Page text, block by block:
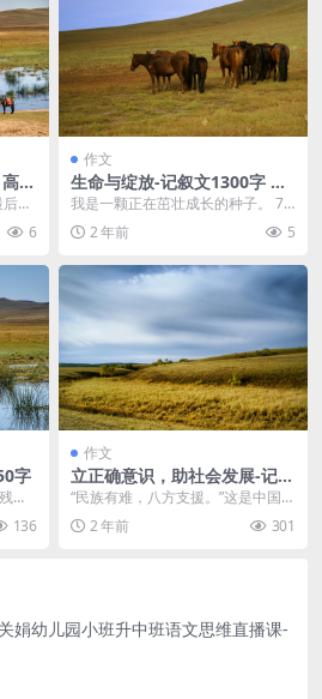
三
一
任
6
作文
生命与绽放-记叙文1300字 高
一作文范文
我是一颗正在茁壮成长的种子。 70
年前，经过人们不懈地努力，我终
于被抛进了“泥土...
2 年前 5
字
阳
出
136
作文
立正确意识，助社会发展-记叙
文800字 高二作文范文
“民族有难，八方支援。”这是中国面
对危机时，中华儿女都来相助的精
准描述。鸿星尔克...
2 年前 301
娟幼儿园小班升中班语文思维直播课-